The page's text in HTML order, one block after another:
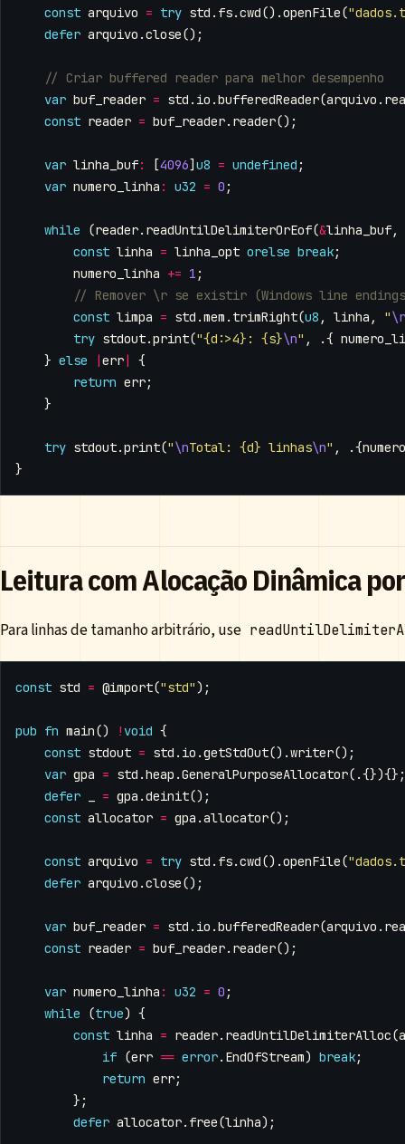
const arquivo = try std . fs.cwd().openFile(
defer arquivo .close();
var buf_reader = std . io .bufferedReader(arquivo .
const reader = buf_reader. reader();
var linha_buf: [4096] u8 = undefined ;
var numero_linha : u32 = 0 ;
while (reader. readUntilDelimiterOrEof(&linha_buf,
const linha = linha_opt orelse break;
numero_linha += 1 ;
const limpa = std .mem . trimRight(u8 , linha , "\r
try stdout.print("{d:>4}: {s}\n" , .{
} else |err|
{
return err;
}
try stdout.print("\nTotal: {d} linhas\n" , .{
}
Leitura com Alocação Dinâmica
Para linhas de tamanho arbitrário, use
const std = @import("std" );
pub fn main() ! void {
const stdout = std . io .getStdOut().writer();
var gpa = std .heap .GeneralPurposeAllocator(.{}){};
defer
= gpa .deinit();
const allocator = gpa .allocator();
const arquivo = try std . fs.cwd().openFile(
defer arquivo .close();
var buf_reader = std . io .bufferedReader(arquivo .
const reader = buf_reader. reader();
var numero_linha : u32 = 0 ;
while
(true) {
const linha = reader. readUntilDelimiterAlloc(
if (err == error. EndOfStream) break;
return err;
};
defer allocator. free(linha);